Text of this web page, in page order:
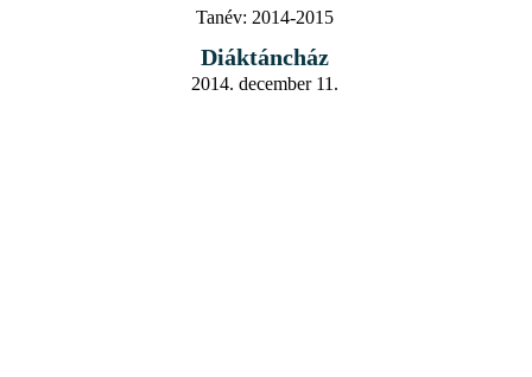
Tanév: 2014-2015
Diáktáncház
2014. december 11.